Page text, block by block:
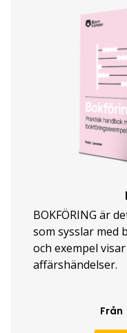
BOKFÖRING är
som sysslar med
och exempel
affärshändelser.
Från